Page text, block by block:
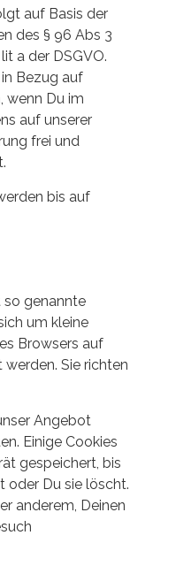
auf Basis der
des § 96 Abs 3
a der DSGVO.
Bezug auf
wenn Du im
auf unserer
frei und
bis auf
so genannte
um kleine
Browsers auf
Sie richten
Angebot
Einige Cookies
gespeichert, bis
oder Du sie löscht.
anderem, Deinen